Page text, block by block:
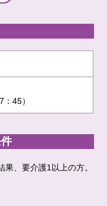
45）
果、要介護1以上の方。